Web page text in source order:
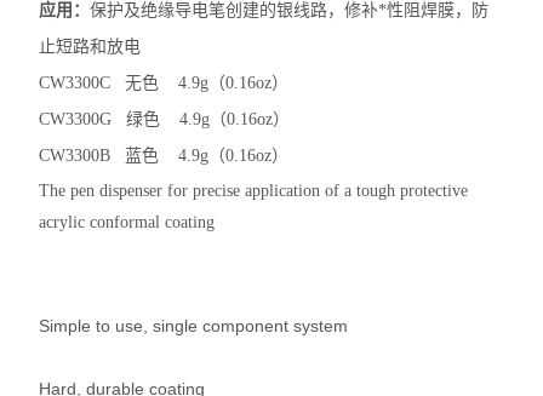
应用：保护及绝缘导电笔创建的银线路，修补*性阻焊膜，防
止短路和放电
CW3300C 无色 4.9g（0.16oz）
CW3300G 绿色 4.9g（0.16oz）
CW3300B 蓝色 4.9g（0.16oz）
The pen dispenser for precise application of a tough protective
acrylic conformal coating
Simple to use, single component system
Hard, durable coating